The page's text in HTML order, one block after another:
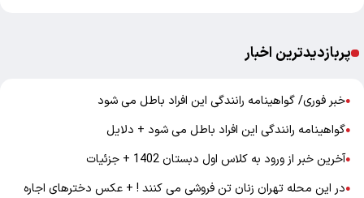
پربازدیدترین اخبار
●خبر فوری/ گواهینامه رانندگی این افراد باطل می شود
●گواهینامه رانندگی این افراد باطل می شود + دلایل
●آخرین خبر از ورود به کلاس اول دبستان 1402 + جزئیات
●در این محله تهران زنان تن فروشی می کنند ! + عکس دخترهای اجاره